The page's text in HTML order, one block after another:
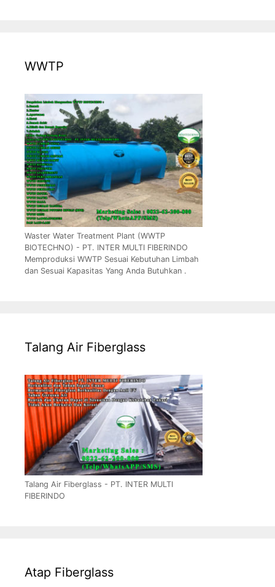
WWTP
Waster Water Treatment Plant (WWTP
BIOTECHNO) - PT. INTER MULTI FIBERINDO
Memproduksi WWTP Sesuai Kebutuhan Limbah
dan Sesuai Kapasitas Yang Anda Butuhkan .
Talang Air Fiberglass
Talang Air Fiberglass - PT. INTER MULTI
FIBERINDO
Atap Fiberglass